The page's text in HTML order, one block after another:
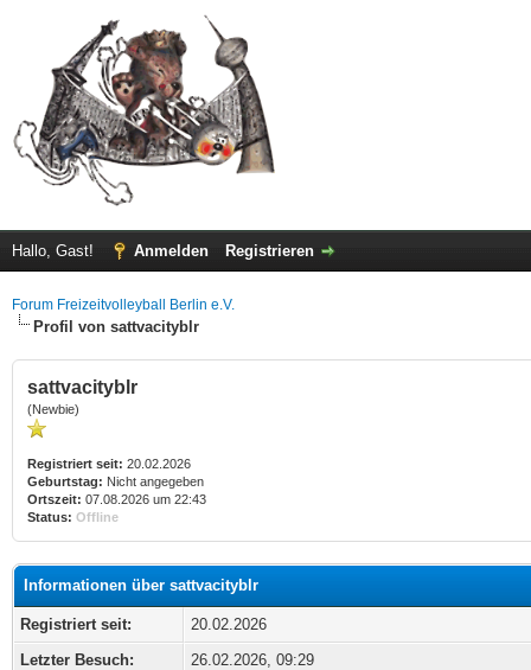
Hallo, Gast! Anmelden Registrieren
Forum Freizeitvolleyball Berlin e.V.
Profil von sattvacityblr
sattvacityblr
(Newbie)
Registriert seit: 20.02.2026
Geburtstag: Nicht angegeben
Ortszeit: 07.08.2026 um 22:43
Status: Offline
Informationen über sattvacityblr
Registriert seit:
20.02.2026
Letzter Besuch:
26.02.2026, 09:29